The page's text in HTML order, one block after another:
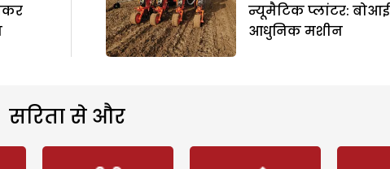
न्यूमैटिक प्लांटर:
आधुनिक मशीन
सरिता से और